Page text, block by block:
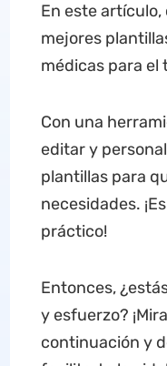
En este
mejores
médicas para el
Con una
editar y
plantillas para
necesidades.
práctico!
Entonces,
y esfuerzo?
continuación y